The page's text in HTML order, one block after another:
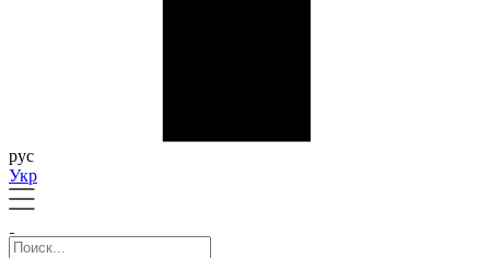
рус
Укр